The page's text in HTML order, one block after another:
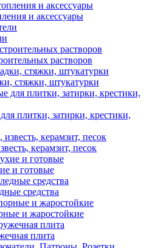
и аксессуары
растворов
стяжки, штукатурки
плитки, затирки, крестики,
керамзит, песок
и готовые
средства
и жаростойкие
плита